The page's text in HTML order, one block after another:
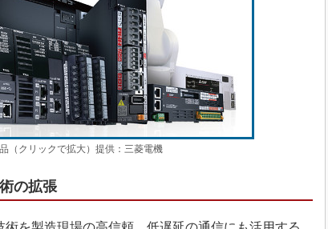
（クリックで拡大）提供：三菱電機
の拡張